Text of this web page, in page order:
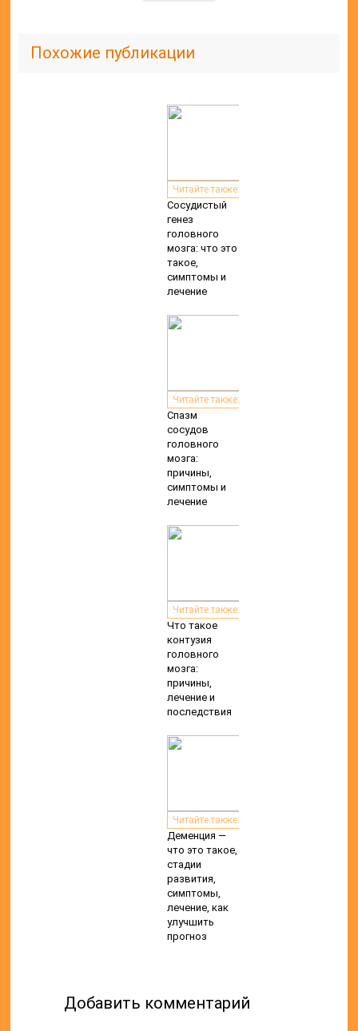
Похожие публикации
Читайте также:
Сосудистый
генез
головного
мозга: что это
такое,
симптомы и
лечение
Читайте также:
Спазм
сосудов
головного
мозга:
причины,
симптомы и
лечение
Читайте также:
Что такое
контузия
головного
мозга:
причины,
лечение и
последствия
Читайте также:
Деменция —
что это такое,
стадии
развития,
симптомы,
лечение, как
улучшить
прогноз
Добавить комментарий